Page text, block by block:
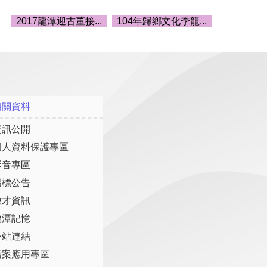
2017龍潭迎古董接... 104年歸鄉文化季龍...
關資料
訊公開
人資料保護專區
專區
標公告
才資訊
潭記憶
站連結
案應用專區